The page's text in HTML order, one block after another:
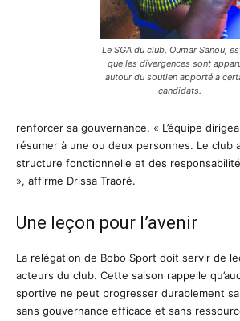
Le SGA du club, Oumar Sanou,
que les divergences sont
autour du soutien apporté à
candidats.
renforcer sa gouvernance. « L’équipe
résumer à une ou deux personnes. Le club
structure fonctionnelle et des
», affirme Drissa Traoré.
Une leçon pour l’avenir
La relégation de Bobo Sport doit servir de
acteurs du club. Cette saison rappelle
sportive ne peut progresser durablement
sans gouvernance efficace et sans